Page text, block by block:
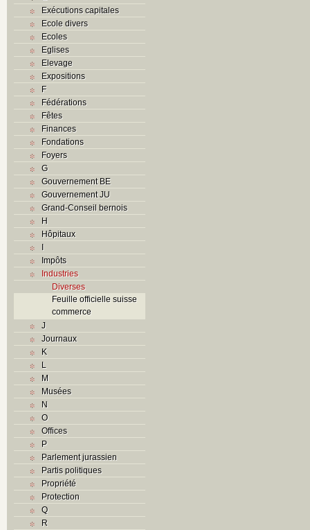
Exécutions capitales
Ecole divers
Ecoles
Eglises
Elevage
Expositions
F
Fédérations
Fêtes
Finances
Fondations
Foyers
G
Gouvernement BE
Gouvernement JU
Grand-Conseil bernois
H
Hôpitaux
I
Impôts
Industries
Diverses
Feuille officielle suisse
commerce
J
Journaux
K
L
M
Musées
N
O
Offices
P
Parlement jurassien
Partis politiques
Propriété
Protection
Q
R